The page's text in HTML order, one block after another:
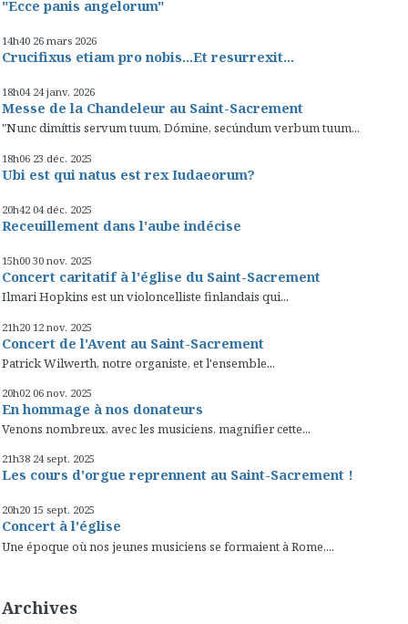
"Ecce panis angelorum"
14h40 26 mars 2026
Crucifixus etiam pro nobis...Et resurrexit...
18h04 24 janv. 2026
Messe de la Chandeleur au Saint-Sacrement
"Nunc dimíttis servum tuum, Dómine, secúndum verbum tuum...
18h06 23 déc. 2025
Ubi est qui natus est rex Iudaeorum?
20h42 04 déc. 2025
Receuillement dans l'aube indécise
15h00 30 nov. 2025
Concert caritatif à l'église du Saint-Sacrement
Ilmari Hopkins est un violoncelliste finlandais qui...
21h20 12 nov. 2025
Concert de l'Avent au Saint-Sacrement
Patrick Wilwerth, notre organiste, et l'ensemble...
20h02 06 nov. 2025
En hommage à nos donateurs
Venons nombreux, avec les musiciens, magnifier cette...
21h38 24 sept. 2025
Les cours d'orgue reprennent au Saint-Sacrement !
20h20 15 sept. 2025
Concert à l'église
Une époque où nos jeunes musiciens se formaient à Rome,...
Archives